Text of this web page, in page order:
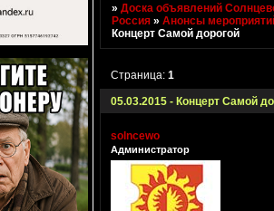
»Доска объявлений
Россия »Анонсы
Концерт Самой дорогой
05.03.2015 - Концерт Самой
Страница:1
solncewo
Администратор